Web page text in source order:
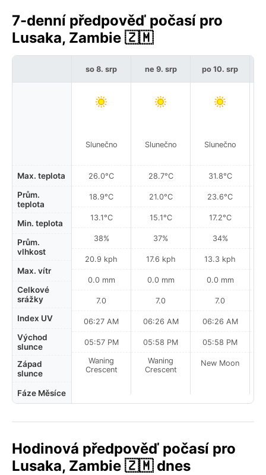
7-denní předpověď počasí pro
Lusaka, Zambie 🇿🇲
Max. teplota
Prům.
teplota
Min. teplota
Prům.
vlhkost
Max. vítr
Celkové
srážky
Index UV
Východ
slunce
Západ
slunce
Fáze Měsíce
so 8. srp
Slunečno
26.0°C
18.9°C
13.1°C
38%
20.9 kph
0.0 mm
7.0
06:27 AM
05:57 PM
Waning
Crescent
ne 9. srp
Slunečno
28.7°C
21.0°C
15.1°C
37%
17.6 kph
0.0 mm
7.0
06:26 AM
05:58 PM
Waning
Crescent
po 10. srp
Slunečno
31.8°C
23.6°C
17.2°C
34%
13.3 kph
0.0 mm
7.0
06:26 AM
05:58 PM
New Moon
Hodinová předpověď počasí pro
Lusaka, Zambie 🇿🇲 dnes